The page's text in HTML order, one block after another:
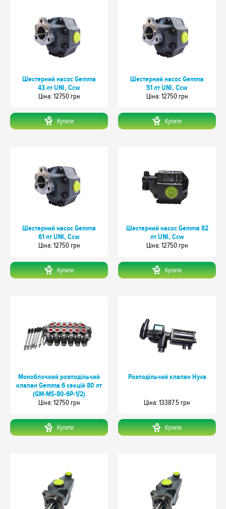
Шестерний насос Gemma
43 лт UNI, Ccw
Цiна: 12750 грн
Купити
Шестерний насос Gemma
51 лт UNI, Ccw
Цiна: 12750 грн
Купити
Шестерний насос Gemma
61 лт UNI, Ccw
Цiна: 12750 грн
Купити
Шестерний насос Gemma 82
лт UNI, Ccw
Цiна: 12750 грн
Купити
Моноблочний розподільчий
клапан Gemma 6 секцій 80 лт
(GM-MS-80-6P-1/2)
Цiна: 12750 грн
Купити
Розподільчий клапан Hyva
Цiна: 13387.5 грн
Купити